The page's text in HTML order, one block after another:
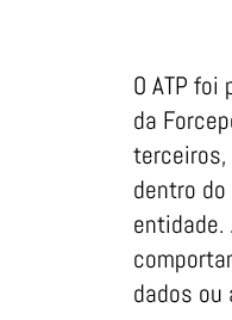
O ATP
da
dentro
dados